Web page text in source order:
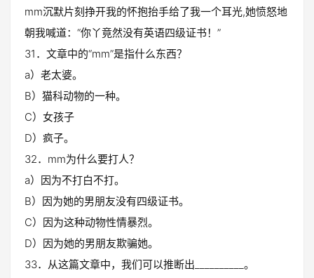
mm沉默片刻挣开我的怀抱抬手给了我一个耳光,她愤怒地
朝我喊道：“你丫竟然没有英语四级证书！”
31．文章中的“mm”是指什么东西？
a）老太婆。
B）猫科动物的一种。
C）女孩子
D）疯子。
32．mm为什么要打人？
a）因为不打白不打。
B）因为她的男朋友没有四级证书。
C）因为这种动物性情暴烈。
D）因为她的男朋友欺骗她。
33．从这篇文章中，我们可以推断出__________。